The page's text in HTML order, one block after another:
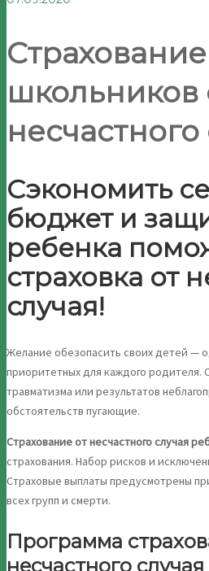
Страхование
школьников
несчастного
Сэкономить
бюджет и
ребенка
страховка от
случая!
Желание обезопасить своих детей —
приоритетных для каждого родителя.
травматизма или результатов
обстоятельств пугающие.
Страхование от несчастного случая
страхования. Набор рисков и
Страховые выплаты предусмотрены
всех групп и смерти.
Программа
несчастного случая